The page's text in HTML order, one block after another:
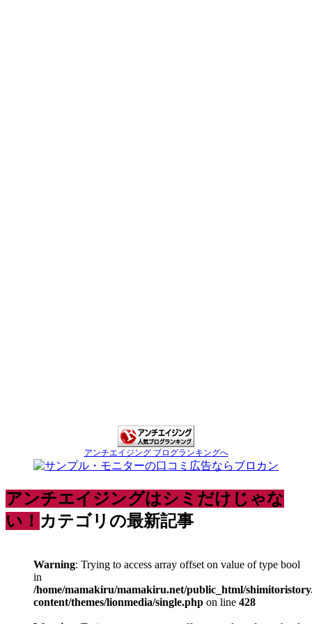
アンチエイジング ブログランキングへ
アンチエイジングはシミだけじゃな
い！ カテゴリの最新記事
Warning: Trying to access array offset on value of type bool
in
/home/mamakiru/mamakiru.net/public_html/
content/themes/lionmedia/single.php on line 428